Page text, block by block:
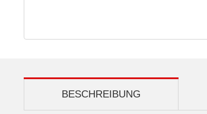
BESCHREIBUNG